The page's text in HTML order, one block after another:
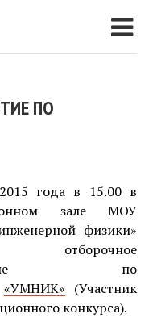
ПО
года в 15.00 в
зале МОУ
физики»
отборочное
по
«УМНИК» (Участник
конкурса).